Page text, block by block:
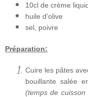
10cl de crème
huile d'olive
sel, poivre
Préparation:
Cuire les pâtes
bouillante salée
(temps de